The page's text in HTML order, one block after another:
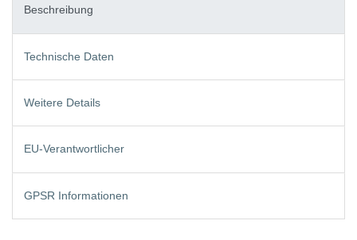
Beschreibung
Technische Daten
Weitere Details
EU-Verantwortlicher
GPSR Informationen